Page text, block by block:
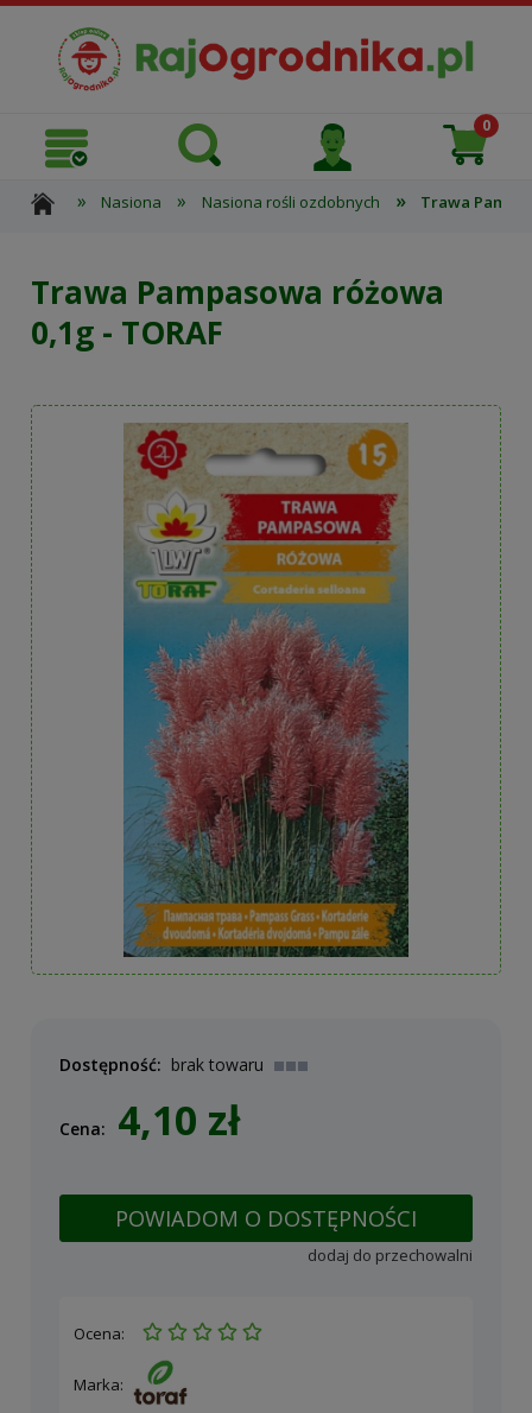
» Nasiona » Nasiona rośli ozdobnych » Trawa
Trawa Pampasowa różowa
0,1g - TORAF
Dostępność: brak towaru
Cena: 4,10 zł
POWIADOM O DOSTĘPNOŚCI
dodaj do przechowalni
Ocena:
Marka: